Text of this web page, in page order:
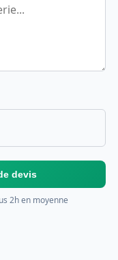
devis
2h en moyenne